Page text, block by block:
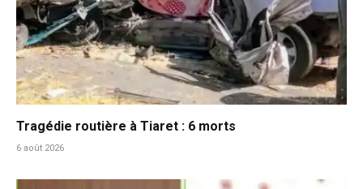
Tragédie routière à Tiaret : 6 morts
6 août 2026